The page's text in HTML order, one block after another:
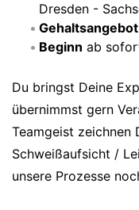
Dresden -
Gehaltsangebot
Beginn ab
Du bringst Deine
übernimmst gern
Teamgeist zeichnen
Schweißaufsicht /
unsere Prozesse